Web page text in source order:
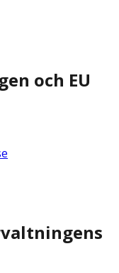
och EU